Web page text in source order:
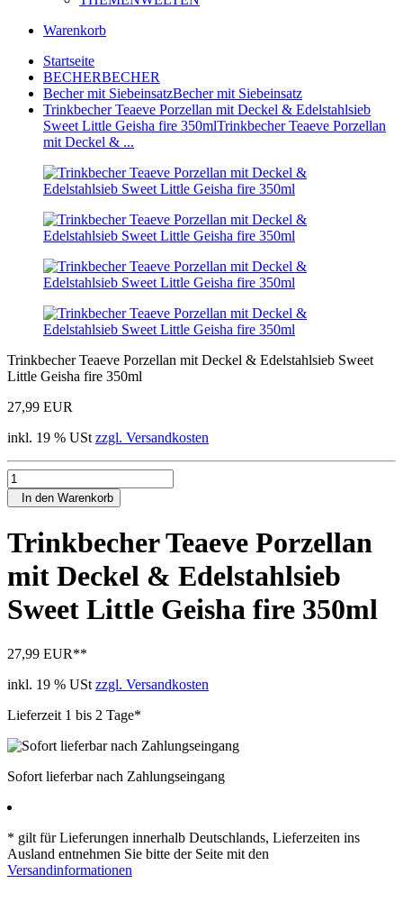
Warenkorb
Startseite
BECHERBECHER
Becher mit SiebeinsatzBecher mit Siebeinsatz
Trinkbecher Teaeve Porzellan mit Deckel & Edelstahlsieb
Sweet Little Geisha fire 350mlTrinkbecher Teaeve Porzellan
mit Deckel & ...
Trinkbecher Teaeve Porzellan mit Deckel & Edelstahlsieb Sweet
Little Geisha fire 350ml
27,99 EUR
inkl. 19 % USt zzgl. Versandkosten
In den Warenkorb
Trinkbecher Teaeve Porzellan
mit Deckel & Edelstahlsieb
Sweet Little Geisha fire 350ml
27,99 EUR**
inkl. 19 % USt zzgl. Versandkosten
Lieferzeit 1 bis 2 Tage*
Sofort lieferbar nach Zahlungseingang
* gilt für Lieferungen innerhalb Deutschlands, Lieferzeiten ins
Ausland entnehmen Sie bitte der Seite mit den
Versandinformationen